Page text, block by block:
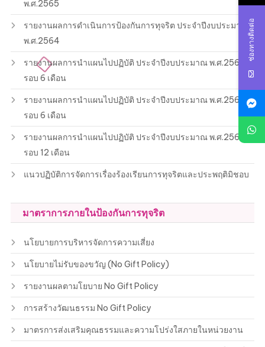
พ.ศ.2565
รายงานผลการดำเนินการป้องกันการทุจริต ประจำปีงบประมาณ
พ.ศ.2564
รายงานผลการนำแผนไปปฏิบัติ ประจำปีงบประมาณ พ.ศ.2564
รอบ 6 เดือน
รายงานผลการนำแผนไปปฏิบัติ ประจำปีงบประมาณ พ.ศ.2563
รอบ 6 เดือน
รายงานผลการนำแผนไปปฏิบัติ ประจำปีงบประมาณ พ.ศ.2563
รอบ 12 เดือน
แนวปฏิบัติการจัดการเรื่องร้องเรียนการทุจริตและประพฤติมิชอบ
มาตราการภายในป้องกันการทุจริต
นโยบายการบริหารจัดการความเสี่ยง
นโยบายไม่รับของขวัญ (No Gift Policy)
รายงานผลตามโยบาย No Gift Policy
การสร้างวัฒนธรรม No Gift Policy
มาตรการส่งเสริมคุณธรรมและความโปร่งใสภายในหน่วยงาน
ช่องทางติดต่อ